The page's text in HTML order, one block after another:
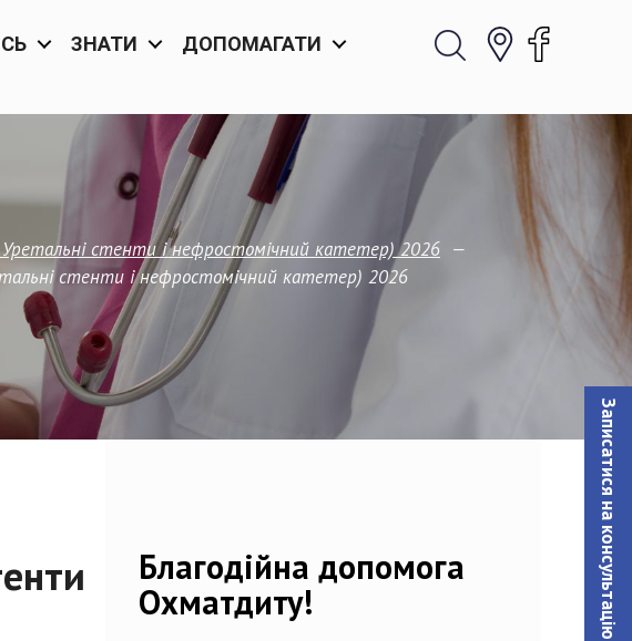
Записатися на консультацiю
ЗНАТИ ДОПОМАГАТИ
Уретальні стенти і нефростомічний катетер) 2026 —
стенти і нефростомічний катетер) 2026
Благодійна допомога
Охматдиту!